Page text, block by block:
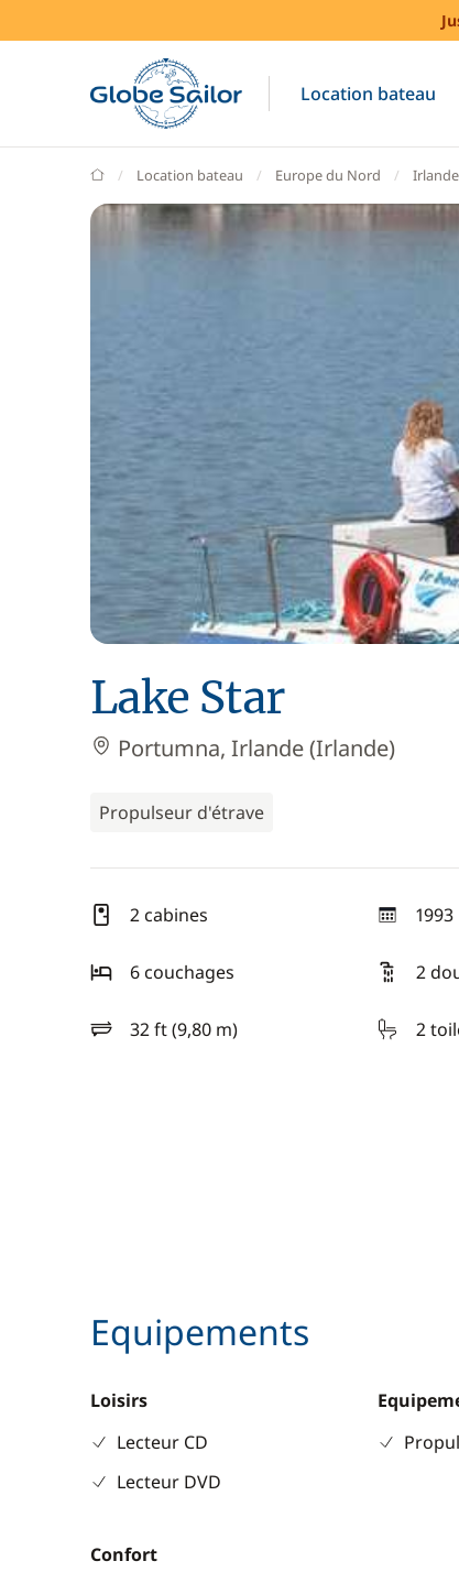
Location bateau
GlobeSailor
Location bateau Europe du Nord Irlande
Lake Star
Portumna, Irlande (Irlande)
Propulseur d'étrave
2 cabines 1993
année
6 couchages
2
32 ft (9,80 m)
longueur 2
Equipements
Loisirs
Lecteur CD
Lecteur DVD
Confort